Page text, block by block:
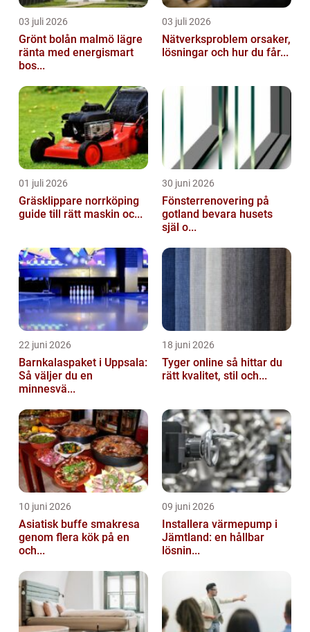
03 juli 2026
Grönt bolån malmö lägre
ränta med energismart
bos...
03 juli 2026
Nätverksproblem orsaker,
lösningar och hur du får...
01 juli 2026
Gräsklippare norrköping
guide till rätt maskin oc...
30 juni 2026
Fönsterrenovering på
gotland bevara husets
själ o...
22 juni 2026
Barnkalaspaket i Uppsala:
Så väljer du en
minnesvä...
18 juni 2026
Tyger online så hittar du
rätt kvalitet, stil och...
10 juni 2026
Asiatisk buffe smakresa
genom flera kök på en
och...
09 juni 2026
Installera värmepump i
Jämtland: en hållbar
lösnin...